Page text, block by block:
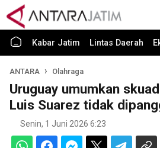
Kabar Jatim Lintas Daerah
ANTARA Olahraga
Uruguay umumkan
Luis Suarez tidak
Senin, 1 Juni 2026 6:23